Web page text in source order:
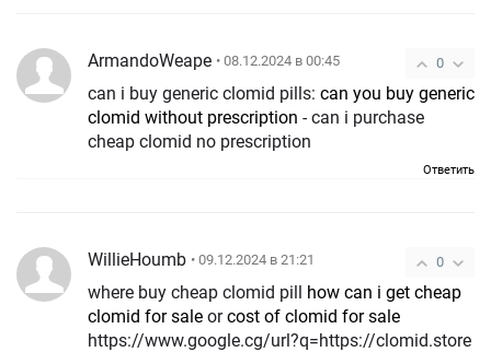
0
ArmandoWeape • 08.12.2024 в 00:45
can i buy generic clomid pills: can you buy generic
clomid without prescription - can i purchase
cheap clomid no prescription
Ответить
0
WillieHoumb • 09.12.2024 в 21:21
where buy cheap clomid pill how can i get cheap
clomid for sale orcost of clomid for sale
https://www.google.cg/url?q=https://clomid.store